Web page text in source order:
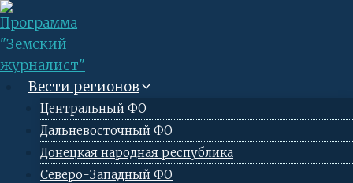
Перейти
к
содержимому
Вести регионов
Центральный ФО
Дальневосточный ФО
Донецкая народная республика
Северо-Западный ФО